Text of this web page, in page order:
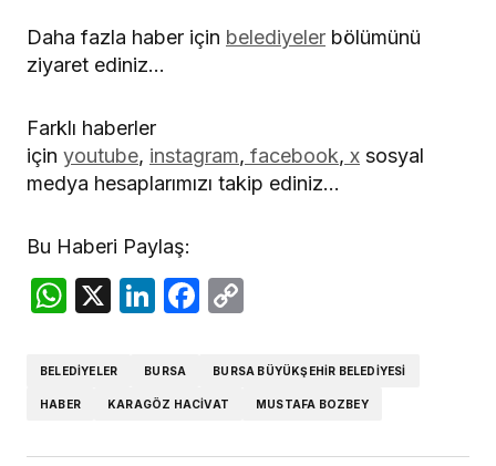
Daha fazla haber için belediyeler bölümünü
ziyaret ediniz…
Farklı haberler
için youtube, instagram, facebook, x sosyal
medya hesaplarımızı takip ediniz…
Bu Haberi Paylaş:
WhatsApp
X LinkedIn
Facebook
BELEDIYELER BURSA BURSA BÜYÜKŞEHIR BELEDIYESI
HABER KARAGÖZ HACIVAT MUSTAFA BOZBEY